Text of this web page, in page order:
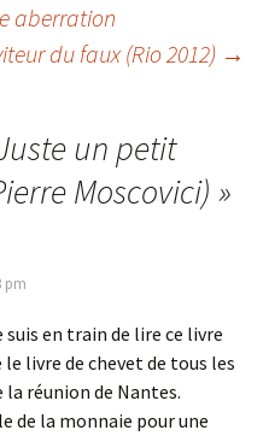
aberration
du faux (Rio 2012) →
un petit
Moscovici) »
pm
suis en train de lire ce livre
livre de chevet de tous les
réunion de Nantes.
de la monnaie pour une